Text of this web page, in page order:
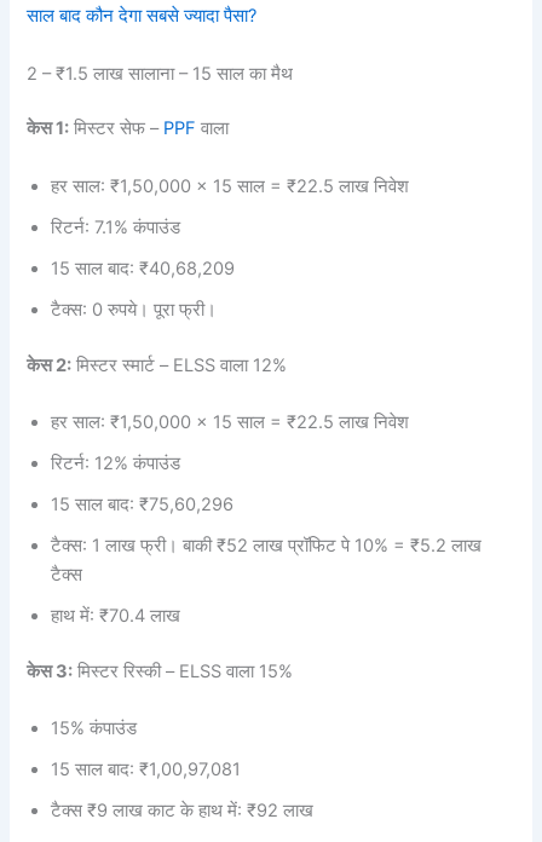
साल बाद कौन देगा सबसे ज्यादा पैसा?
2 – ₹1.5 लाख सालाना – 15 साल का मैथ
केस 1: मिस्टर सेफ – PPF वाला
हर साल: ₹1,50,000 × 15 साल = ₹22.5 लाख निवेश
रिटर्न: 7.1% कंपाउंड
15 साल बाद: ₹40,68,209
टैक्स: 0 रुपये। पूरा फ्री।
केस 2: मिस्टर स्मार्ट – ELSS वाला 12%
हर साल: ₹1,50,000 × 15 साल = ₹22.5 लाख निवेश
रिटर्न: 12% कंपाउंड
15 साल बाद: ₹75,60,296
टैक्स: 1 लाख फ्री। बाकी ₹52 लाख प्रॉफिट पे 10% = ₹5.2 लाख
टैक्स
हाथ में: ₹70.4 लाख
केस 3: मिस्टर रिस्की – ELSS वाला 15%
15% कंपाउंड
15 साल बाद: ₹1,00,97,081
टैक्स ₹9 लाख काट के हाथ में: ₹92 लाख